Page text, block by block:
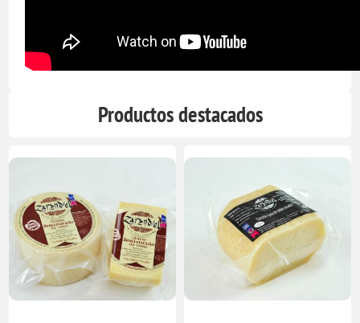
Productos destacados